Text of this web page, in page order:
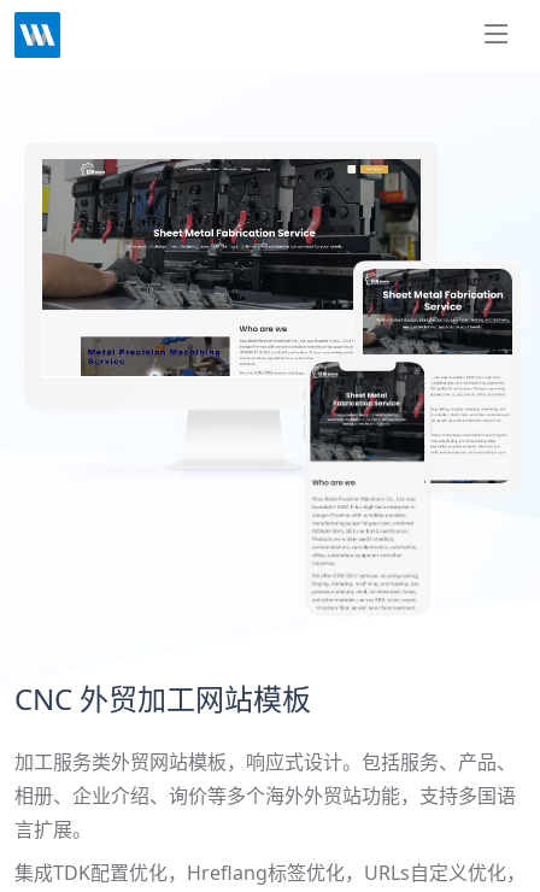
CNC 外贸加工网站模板
加工服务类外贸网站模板，响应式设计。包括服务、产品、
相册、企业介绍、询价等多个海外外贸站功能，支持多国语
言扩展。
集成TDK配置优化，Hreflang标签优化，URLs自定义优化，